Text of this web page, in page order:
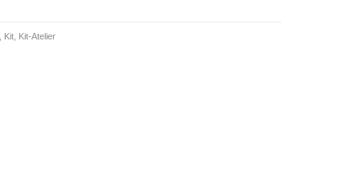
Kit Kit-Atelier